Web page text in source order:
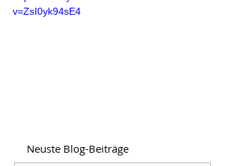
v=ZsI0yk94sE4
Neuste Blog-Beiträge